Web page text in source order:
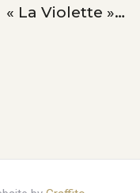
« La Violette »…